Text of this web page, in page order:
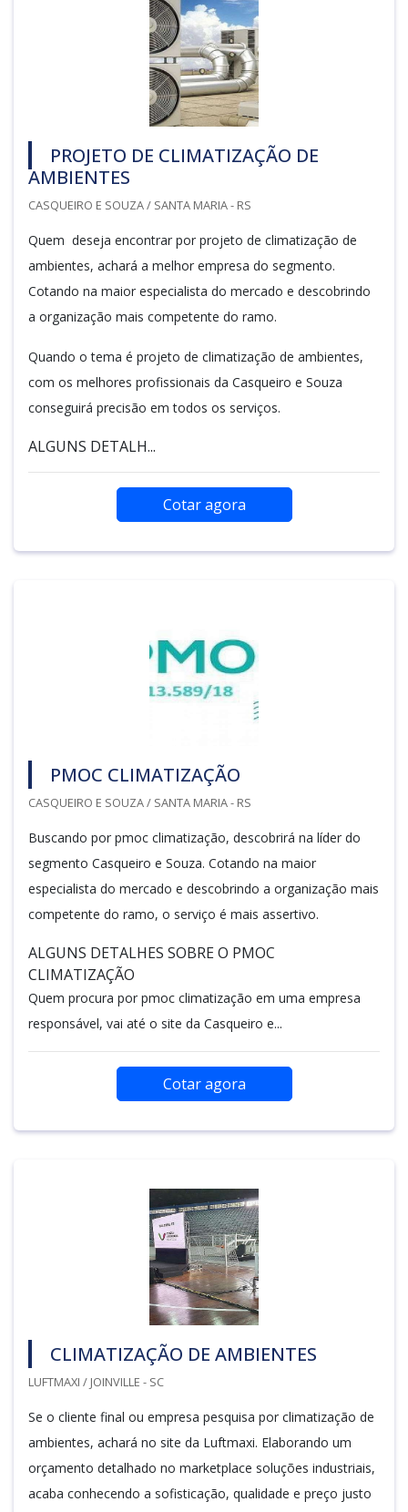
PROJETO DE CLIMATIZAÇÃO DE
AMBIENTES
CASQUEIRO E SOUZA / SANTA MARIA - RS
Quem deseja encontrar por projeto de climatização de
ambientes, achará a melhor empresa do segmento.
Cotando na maior especialista do mercado e descobrindo
a organização mais competente do ramo.
Quando o tema é projeto de climatização de ambientes,
com os melhores profissionais da Casqueiro e Souza
conseguirá precisão em todos os serviços.
ALGUNS DETALH...
Cotar agora
PMOC CLIMATIZAÇÃO
CASQUEIRO E SOUZA / SANTA MARIA - RS
Buscando por pmoc climatização, descobrirá na líder do
segmento Casqueiro e Souza. Cotando na maior
especialista do mercado e descobrindo a organização mais
competente do ramo, o serviço é mais assertivo.
ALGUNS DETALHES SOBRE O PMOC
CLIMATIZAÇÃO
Quem procura por pmoc climatização em uma empresa
responsável, vai até o site da Casqueiro e...
Cotar agora
CLIMATIZAÇÃO DE AMBIENTES
LUFTMAXI / JOINVILLE - SC
Se o cliente final ou empresa pesquisa por climatização de
ambientes, achará no site da Luftmaxi. Elaborando um
orçamento detalhado no marketplace soluções industriais,
acaba conhecendo a sofisticação, qualidade e preço justo